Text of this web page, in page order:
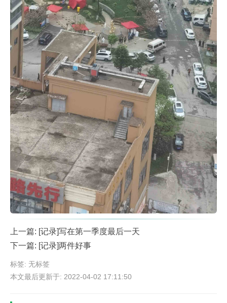
上一篇: [记录]写在第一季度最后一天
下一篇: [记录]两件好事
标签: 无标签
本文最后更新于: 2022-04-02 17:11:50